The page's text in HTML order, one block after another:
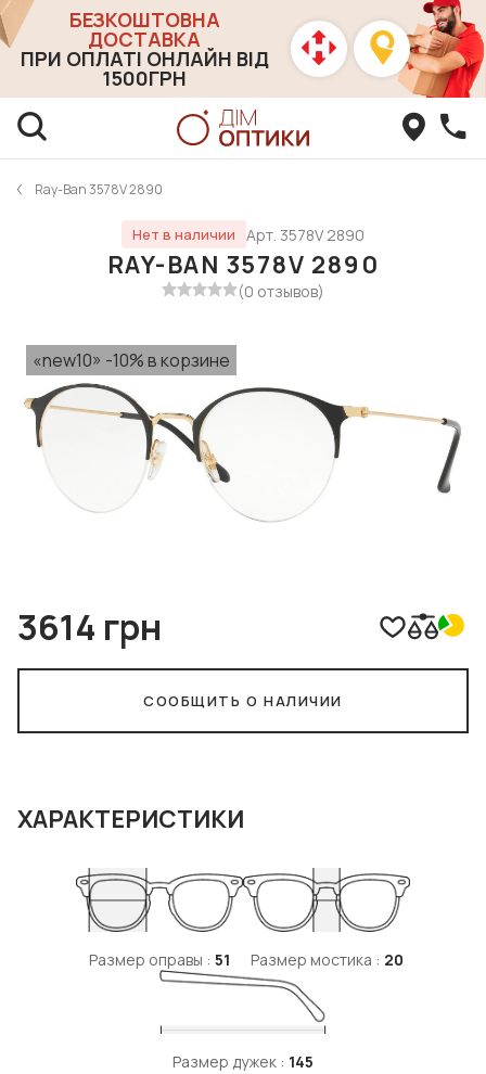
БЕЗКОШТОВНА
ДОСТАВКА
ПРИ ОПЛАТІ ОНЛАЙН ВІД
1500ГРН
Ray-Ban 3578V 2890
Нет в наличии Арт. 3578V 2890
RAY-BAN 3578V 2890
(0 отзывов)
«new10» -10% в корзине
3614 грн
СООБЩИТЬ О НАЛИЧИИ
ХАРАКТЕРИСТИКИ
Размер оправы : 51 Размер мостика : 20
Размер дужек : 145